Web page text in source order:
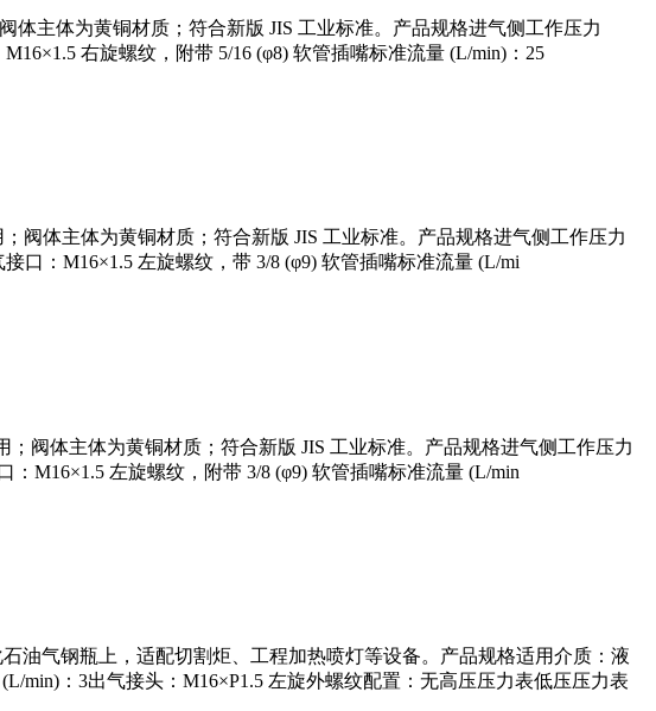
主体为黄铜材质；符合新版 JIS 工业标准。产品规格进气侧工作压力
右旋螺纹，附带 5/16 (φ8) 软管插嘴标准流量 (L/min)：25
阀体主体为黄铜材质；符合新版 JIS 工业标准。产品规格进气侧工作压力
口：M16×1.5 左旋螺纹，带 3/8 (φ9) 软管插嘴标准流量 (L/mi
阀体主体为黄铜材质；符合新版 JIS 工业标准。产品规格进气侧工作压力
M16×1.5 左旋螺纹，附带 3/8 (φ9) 软管插嘴标准流量 (L/min
油气钢瓶上，适配切割炬、工程加热喷灯等设备。产品规格适用介质：液
min)：3出气接头：M16×P1.5 左旋外螺纹配置：无高压压力表低压压力表